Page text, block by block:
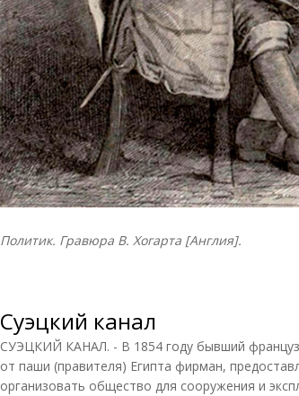
Политик. Гравюра В. Хогарта [Англия].
Суэцкий канал
СУЭЦКИЙ КАНАЛ. - В 1854 году бывший
от паши (правителя) Египта фирман,
организовать общество для сооружения и